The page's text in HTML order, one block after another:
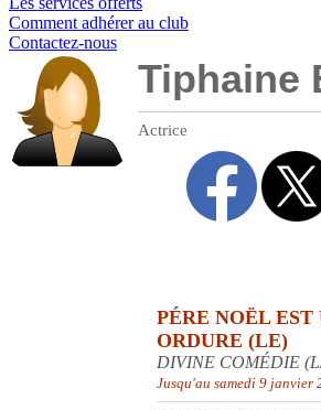
Comment adhérer au club
Contactez-nous
Tiphaine
Actrice
PÉRE NOËL EST
ORDURE (LE)
DIVINE COMÉDIE
Jusqu'au samedi 9 janvier